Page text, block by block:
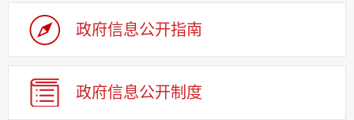
政府信息公开指南
政府信息公开制度